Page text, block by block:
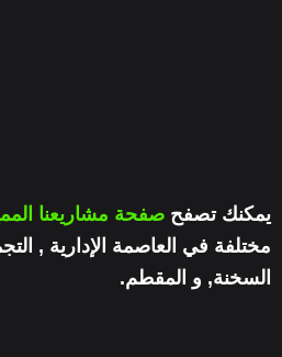
يمكنك تصفح صفحة مشاريعنا
مختلفة في العاصمة الإدارية ,
السخنة, و المقطم.